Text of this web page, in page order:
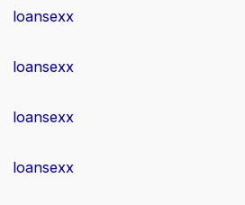
loansexx
loansexx
loansexx
loansexx